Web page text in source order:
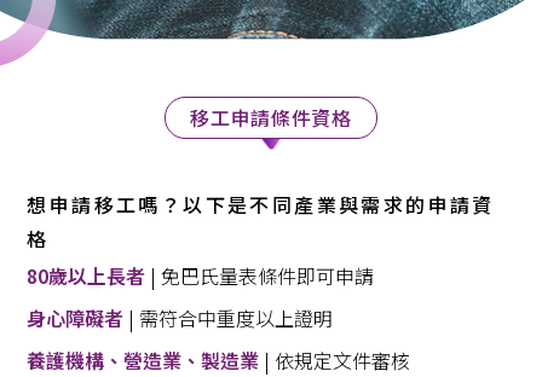
移工申請條件資格
想申請移工嗎？以下是不同產業與需求的申請資
格
80歲以上長者 | 免巴氏量表條件即可申請
身心障礙者 | 需符合中重度以上證明
養護機構、營造業、製造業 | 依規定文件審核